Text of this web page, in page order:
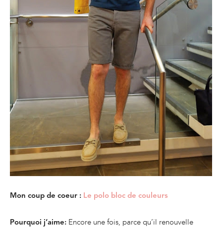
Mon coup de coeur : Le polo bloc de couleurs
Pourquoi j’aime: Encore une fois, parce qu’il renouvelle